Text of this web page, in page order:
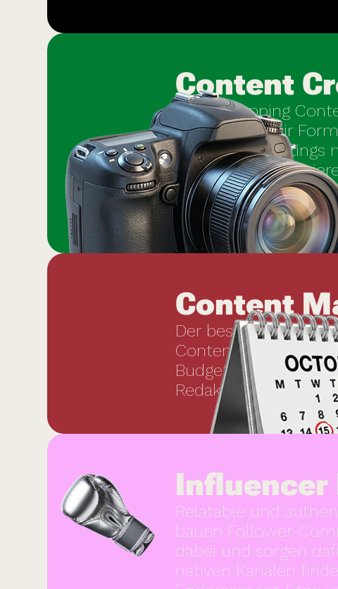
Content
Scroll-stopping
produzieren wir
begleiten Shootings
durch und
unverwechselbare
authentische
Content
Der beste Content
Content-Plan hilft
Budget. Wir planen
Redaktionspläne,
Influencer
Relatable und
bauen Follower-
dabei und sorgen
nativen Kanälen